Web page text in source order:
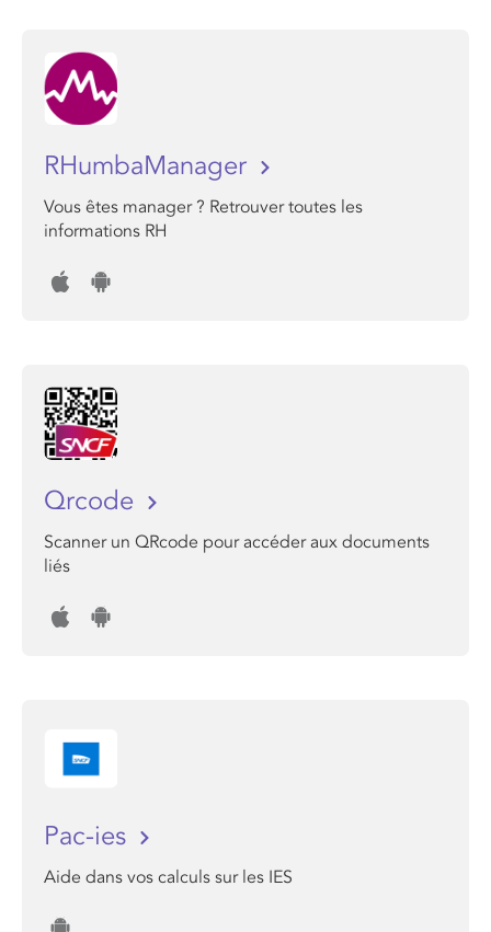
RHumbaManager
Vous êtes manager ? Retrouver toutes les
informations RH
Qrcode
Scanner un QRcode pour accéder aux documents
liés
Pac-ies
Aide dans vos calculs sur les IES